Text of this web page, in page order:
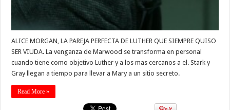
ALICE MORGAN, LA PAREJA PERFECTA DE LUTHER QUE SIEMPRE QUISO
SER VIUDA. La venganza de Marwood se transforma en personal
cuando tiene como objetivo Luther y a los mas cercanos a el. Stark y
Gray llegan a tiempo para llevar a Mary a un sitio secreto.
Read More »